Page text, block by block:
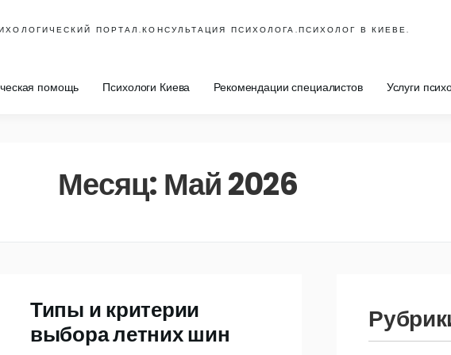
ПОРТАЛ.КОНСУЛЬТАЦИЯ ПСИХОЛОГА.ПСИХОЛОГ В КИЕВЕ.
помощь Психологи Киева Рекомендации специалистов Услуги
Месяц: Май 2026
Типы и критерии
выбора летних шин